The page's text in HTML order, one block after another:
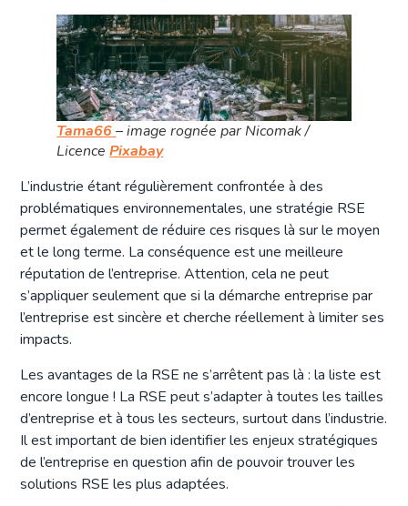
Tama66– image rognée par Nicomak /
LicencePixabay
L’industrie étant régulièrement confrontée à des
problématiques environnementales, une stratégie RSE
permet également de réduire ces risques là sur le moyen
et le long terme. La conséquence est une meilleure
réputation de l’entreprise. Attention, cela ne peut
s’appliquer seulement que si la démarche entreprise par
l’entreprise est sincère et cherche réellement à limiter ses
impacts.
Les avantages de la RSE ne s’arrêtent pas là : la liste est
encore longue ! La RSE peut s’adapter à toutes les tailles
d’entreprise et à tous les secteurs, surtout dans l’industrie.
Il est important de bien identifier les enjeux stratégiques
de l’entreprise en question afin de pouvoir trouver les
solutions RSE les plus adaptées.